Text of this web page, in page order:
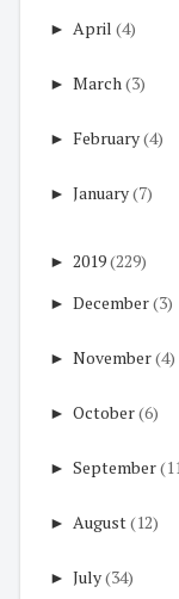
► April (4)
► March(3)
► February(4)
► January(7)
► 2019(229)
► December(3)
► November(4)
► October(6)
► September
► August(12)
► July(34)